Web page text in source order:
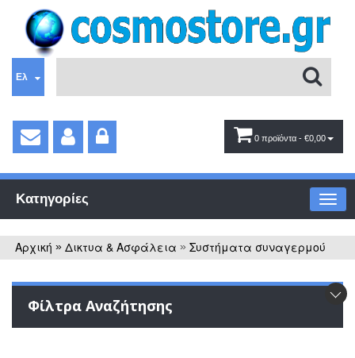
Ελ
0 προϊόντα - €0,00
Κατηγορίες
Αρχική » Δικτυα & Ασφάλεια » Συστήματα συναγερμού
Φίλτρα Αναζήτησης